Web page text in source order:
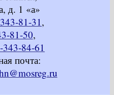
д. 1 «а»
81-31,
81-50,
343-84-61
почта: